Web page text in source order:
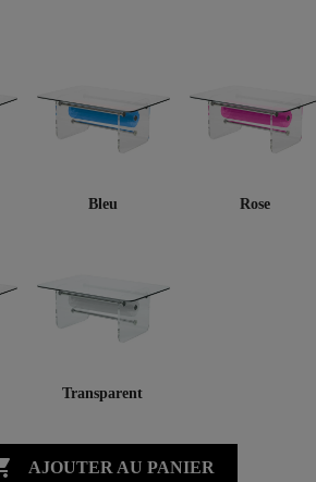
Bleu Rose
Transparent
AJOUTER AU PANIER